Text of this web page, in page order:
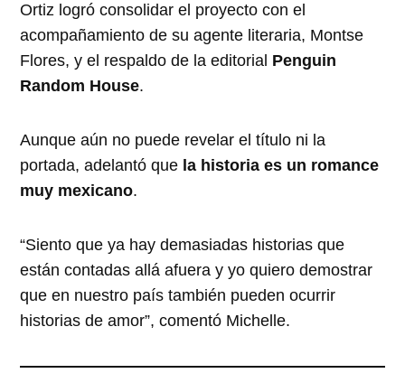
Ortiz logró consolidar el proyecto con el
acompañamiento de su agente literaria, Montse
Flores, y el respaldo de la editorial Penguin
Random House.
Aunque aún no puede revelar el título ni la
portada, adelantó que la historia es un romance
muy mexicano.
“Siento que ya hay demasiadas historias que
están contadas allá afuera y yo quiero demostrar
que en nuestro país también pueden ocurrir
historias de amor”, comentó Michelle.